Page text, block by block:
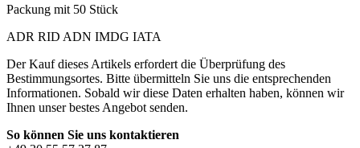
Packung mit 50 Stück
ADR RID ADN IMDG IATA
Der Kauf dieses Artikels erfordert die Überprüfung des
Bestimmungsortes. Bitte übermitteln Sie uns die entsprechenden
Informationen. Sobald wir diese Daten erhalten haben, können wir
Ihnen unser bestes Angebot senden.
So können Sie uns kontaktieren